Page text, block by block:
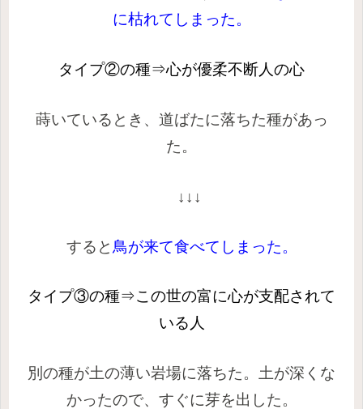
に枯れてしまった。
タイプ②の種⇒心が優柔不断人の心
蒔いているとき、道ばたに落ちた種があっ
た。
↓↓↓
すると 鳥が来て食べてしまった。
タイプ③の種⇒この世の富に心が支配されて
いる人
別の種が土の薄い岩場に落ちた。土が深くな
かったので、すぐに芽を出した。